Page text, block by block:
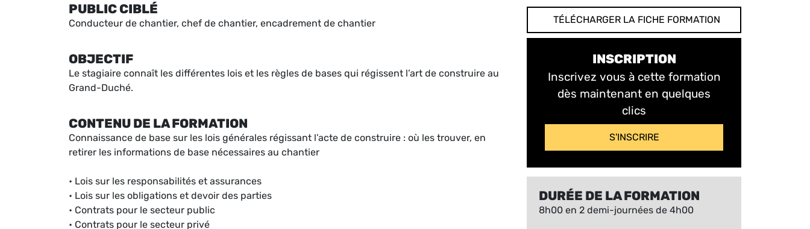
PUBLIC CIBLÉ
Conducteur de chantier, chef de chantier, encadrement de chantier
OBJECTIF
Le stagiaire connaît les différentes lois et les règles de bases qui régissent l’art de construire au
Grand-Duché.
CONTENU DE LA FORMATION
Connaissance de base sur les lois générales régissant l’acte de construire : où les trouver, en
retirer les informations de base nécessaires au chantier
• Lois sur les responsabilités et assurances
• Lois sur les obligations et devoir des parties
• Contrats pour le secteur public
• Contrats pour le secteur privé
TÉLÉCHARGER LA FICHE FORMATION
INSCRIPTION
Inscrivez vous à cette formation
dès maintenant en quelques
clics
S'INSCRIRE
DURÉE DE LA FORMATION
8h00 en 2 demi-journées de 4h00